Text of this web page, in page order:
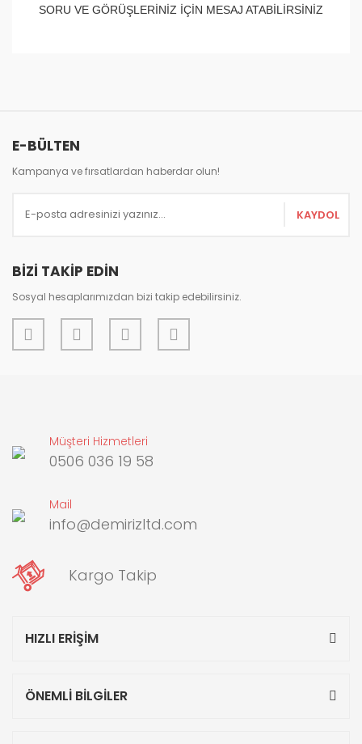
SORU VE GÖRÜŞLERİNİZ İÇİN MESAJ ATABİLİRSİNİZ
Ürün resmi kalitesiz, bozuk veya görüntülenemiyor.
Ürün açıklamasında eksik bilgiler bulunuyor.
Ürün fiyatı diğer sitelerden daha pahalı.
Gönder
E-BÜLTEN
Kampanya ve fırsatlardan haberdar olun!
KAYDOL
BİZİ TAKİP EDİN
Sosyal hesaplarımızdan bizi takip edebilirsiniz.
Müşteri Hizmetleri
0506 036 19 58
Mail
info@demirizltd.com
Kargo Takip
HIZLI ERİŞİM
ÖNEMLİ BİLGİLER